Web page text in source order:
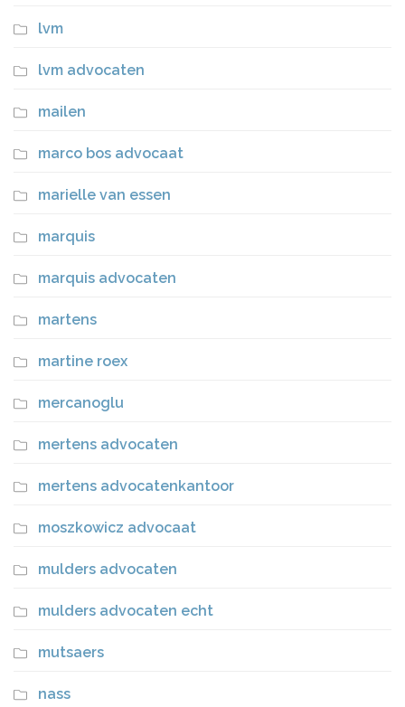
lvm
lvm advocaten
mailen
marco bos advocaat
marielle van essen
marquis
marquis advocaten
martens
martine roex
mercanoglu
mertens advocaten
mertens advocatenkantoor
moszkowicz advocaat
mulders advocaten
mulders advocaten echt
mutsaers
nass